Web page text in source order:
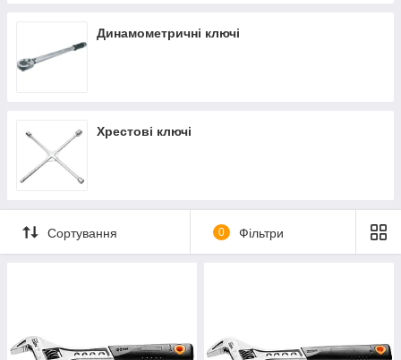
Весь інструмент виготовляється з хромованадіевой або
хромомолібденової сталі, що додає йому високу міцність і
забезпечує довгу службу навіть при високих навантаженнях.
Динамометричні ключі
Хрестові ключі
Сортування 0 Фільтри